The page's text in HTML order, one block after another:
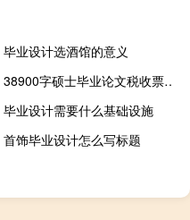
毕业设计选酒馆的意义
38900字硕士毕业论文税收票据选择模型:税收执法风险规避分析
毕业设计需要什么基础设施
首饰毕业设计怎么写标题